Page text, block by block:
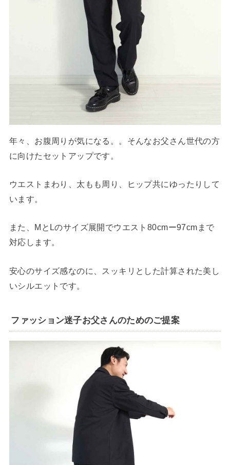
年々、お腹周りが気になる。。そんなお父さん世代の方
に向けたセットアップです。
ウエストまわり、太もも周り、ヒップ共にゆったりして
います。
また、MとLのサイズ展開でウエスト80cmー97cmまで
対応します。
安心のサイズ感なのに、スッキリとした計算された美し
いシルエットです。
ファッション迷子お父さんのためのご提案